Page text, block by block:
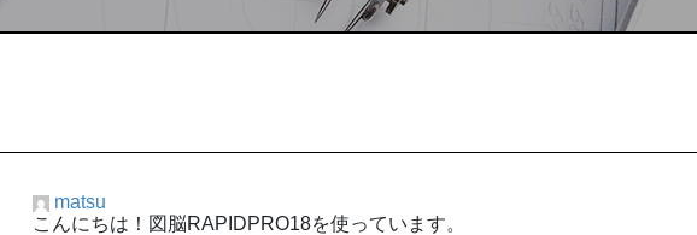
matsu
こんにちは！図脳RAPIDPRO18を使っています。